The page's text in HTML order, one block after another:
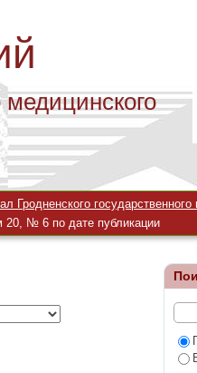
медицинского
Гродненского
20, № 6 по дате публикации